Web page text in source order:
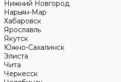
Нижний Новгород
Нарьян-Мар
Хабаровск
Ярославль
Якутск
Южно-Сахалинск
Элиста
Чита
Черкесск